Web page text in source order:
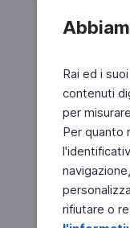
Rai ed i
contenuti
per
Per quanto
rifiutare o